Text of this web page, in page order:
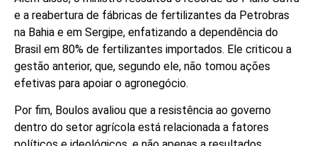
e a reabertura de fábricas de fertilizantes da Petrobras
na Bahia e em Sergipe, enfatizando a dependência do
Brasil em 80% de fertilizantes importados. Ele criticou a
gestão anterior, que, segundo ele, não tomou ações
efetivas para apoiar o agronegócio.
Por fim, Boulos avaliou que a resistência ao governo
dentro do setor agrícola está relacionada a fatores